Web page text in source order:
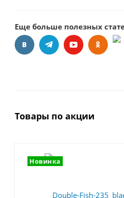
Еще больше полезных
Товары по акции
Новинка